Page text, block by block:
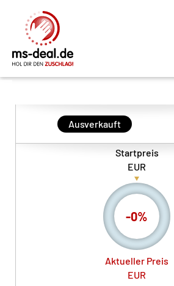
Ausverkauft
Startpreis
EUR
-0%
Aktueller Preis
EUR